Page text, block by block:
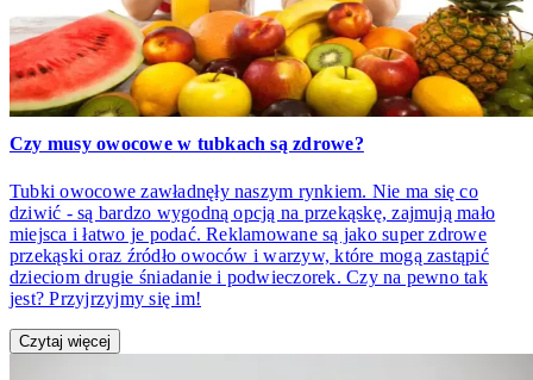
Czy musy owocowe w tubkach są zdrowe?
Tubki owocowe zawładnęły naszym rynkiem. Nie ma się co
dziwić - są bardzo wygodną opcją na przekąskę, zajmują mało
miejsca i łatwo je podać. Reklamowane są jako super zdrowe
przekąski oraz źródło owoców i warzyw, które mogą zastąpić
dzieciom drugie śniadanie i podwieczorek. Czy na pewno tak
jest? Przyjrzyjmy się im!
Czytaj więcej